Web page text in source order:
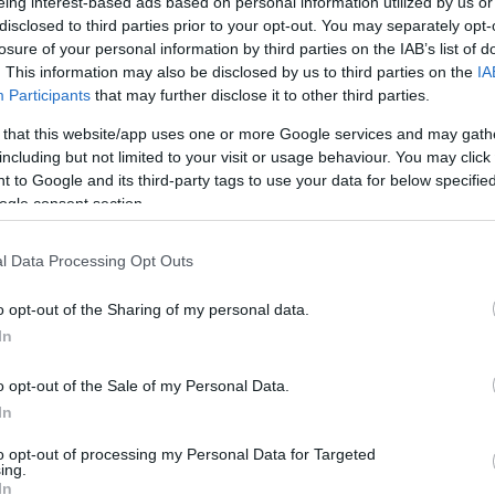
to third parties prior to your opt-out. You may separately
of your personal information by third parties on the IAB’s list of
This information may also be disclosed by us to third parties on the
Participants that may further disclose it to other third parties.
this website/app uses one or more Google services and may
but not limited to your visit or usage behaviour. You may
to Google and its third-party tags to use your data for below
consent section.
Data Processing Opt Outs
opt-out of the Sharing of my personal data.
opt-out of the Sale of my Personal Data.
opt-out of processing my Personal Data for Targeted
EMLÉKÉVRE
2021. június 01|Mindenki ügye
A kormány 9 milliárd forintot biztosít a 2022-2023-as
Petőfi-emlékév támogatására. Ebből egyaránt 3 milliárd jut
a bicentenáriumi programokra, a vidéki múzeumok
támogatására, valamint az irodalmi e...
EGYEDI KIÁLLÍTÁSON ISMERKEDHETÜNK EGERBEN A
KUTYÁKKAL
2021. július 19| Eger ügye
Egyedülálló kiállításra várják az érdeklődőket Egerben, az
KÉT KIÁLLÍTÁSSAL IS VÁRJÁK AZ ÉRDEKLŐDŐKET